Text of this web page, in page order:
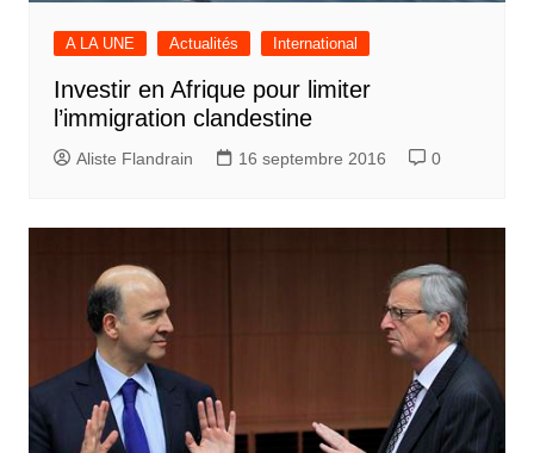
A LA UNE Actualités International
Investir en Afrique pour limiter
l’immigration clandestine
Aliste Flandrain 16 septembre 2016 0